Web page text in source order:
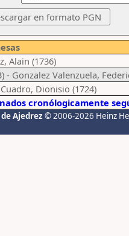
Alain (1736)
- Gonzalez Valenzuela,
Dionisio (1724)
cronólogicamente
Ajedrez © 2006-2026 Heinz